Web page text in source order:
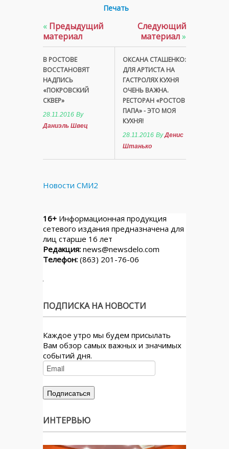
Печать
« Предыдущий
материал
В РОСТОВЕ
ВОССТАНОВЯТ
НАДПИСЬ
«ПОКРОВСКИЙ
СКВЕР»
28.11.2016 By
Даниэль Швец
Следующий
материал»
ОКСАНА СТАШЕНКО:
ДЛЯ АРТИСТА НА
ГАСТРОЛЯХ КУХНЯ
ОЧЕНЬ ВАЖНА.
РЕСТОРАН «РОСТОВ
ПАПА» - ЭТО МОЯ
КУХНЯ!
28.11.2016 ByДенис
Штанько
Новости СМИ2
16+ Информационная продукция
сетевого издания предназначена для
лиц старше 16 лет
Редакция: news@newsdelo.com
Телефон: (863) 201-76-06
ПОДПИСКА НА НОВОСТИ
Каждое утро мы будем присылать
Вам обзор самых важных и значимых
событий дня.
ИНТЕРВЬЮ